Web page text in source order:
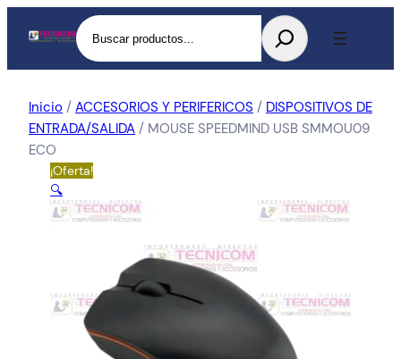
Buscar
Inicio / ACCESORIOS Y PERIFERICOS / DISPOSITIVOS DE
ENTRADA/SALIDA / MOUSE SPEEDMIND USB SMMOU09
ECO
¡Oferta!
🔍